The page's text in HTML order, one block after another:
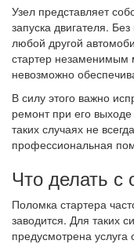
Узел представляет
запуска двигателя.
любой другой
стартер незаменимым
невозможно
В силу этого важно
ремонт при его
таких случаях не
профессиональная
Что делать с
Поломка стартера
заводится. Для таких
предусмотрена услуга